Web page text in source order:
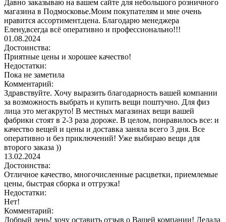
Давно заказываю на вашем сайте для небольшого розничного
магазина в Подмосковье.Моим покупателям и мне очень
нравится ассортимент,цена. Благодарю менеджера
Елену,всегда всё оперативно и профессионально!!!
01.08.2024
Достоинства:
Приятные цены и хорошее качество!
Недостатки:
Пока не заметила
Комментарий:
Здравствуйте. Хочу выразить благодарность вашей компании
за возможность выбрать и купить вещи поштучно. Для физ
лица это мегакруто! В местных магазинах вещи вашей
фабрики стоят в 2-3 раза дороже. В целом, понравилось все: и
качество вещей и цены и доставка заняла всего 3 дня. Все
оперативно и без приключений! Уже выбираю вещи для
второго заказа ))
13.02.2024
Достоинства:
Отличное качество, многочисленные расцветки, приемлемые
цены, быстрая сборка и отгрузка!
Недостатки:
Нет!
Комментарий:
Добрый день! хочу оставить отзыв о Вашей компании! Делала